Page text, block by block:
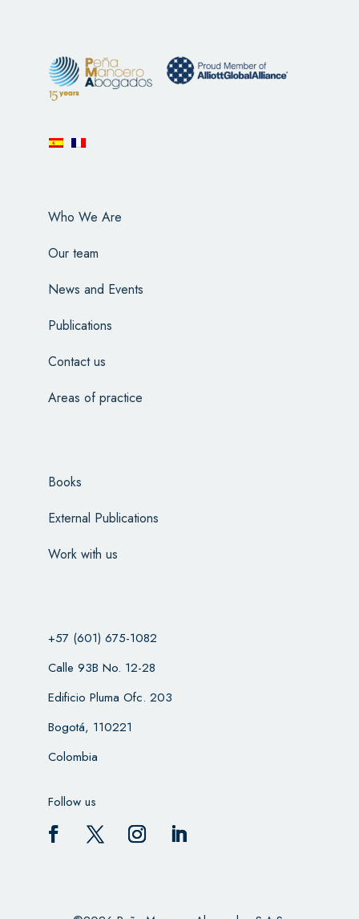
Who We Are
Our team
News and Events
Publications
Contact us
Areas of practice
Books
External Publications
Work with us
+57 (601) 675-1082
Calle 93B No. 12-28
Edificio Pluma Ofc. 203
Bogotá, 110221
Colombia
Follow us